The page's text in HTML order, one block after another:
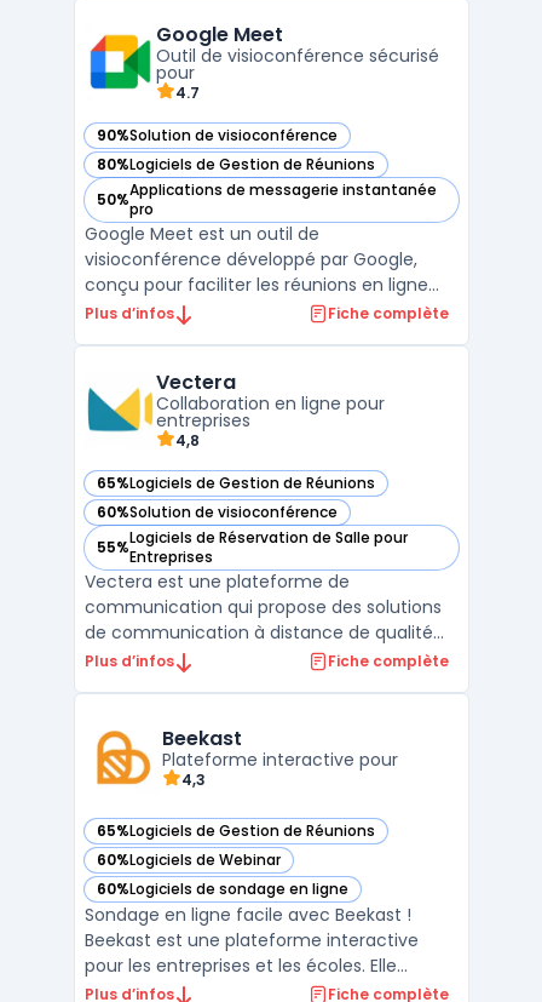
you're looking to educate potential clients,
promote your latest ...
Google Meet
Outil de visioconférence sécurisé
pour
4.7
90%Solution de visioconférence
— voir Google Meet dans cette catégorie
80%Logiciels de Gestion de Réunions
— voir Google Meet dans cette catégorie
50%Applications de messagerie instantanée
pro
— voir Google Meet dans cette catégorie
Google Meet est un outil de
visioconférence développé par Google,
conçu pour faciliter les réunions en ligne
sécurisées et la collaboration en temps
avec une haute qualité audio et vidéo,
grâce à des technologies a ...
Plus d’infos Fiche complète
Vectera
Collaboration en ligne pour
entreprises
4,8
65%Logiciels de Gestion de Réunions
— voir Vectera dans cette catégorie
60%Solution de visioconférence
— voir Vectera dans cette catégorie
55%Logiciels de Réservation de Salle pour
Entreprises
— voir Vectera dans cette catégorie
Vectera est une plateforme de
communication qui propose des solutions
de communication à distance de qualité
professionnelle. Elle permet de tenir des
et même endroit. Qu'il s'agisse de
communiquer avec des collègues, d ...
Plus d’infos Fiche complète
Beekast
Plateforme interactive pour
4,3
65%Logiciels de Gestion de Réunions
— voir Beekast dans cette catégorie
60%Logiciels de Webinar
— voir Beekast dans cette catégorie
60%Logiciels de sondage en ligne
— voir Beekast dans cette catégorie
Sondage en ligne facile avec Beekast !
Beekast est une plateforme interactive
pour les entreprises et les écoles. Elle
permet de créer des présentations, des
Plus d’infos Fiche complète